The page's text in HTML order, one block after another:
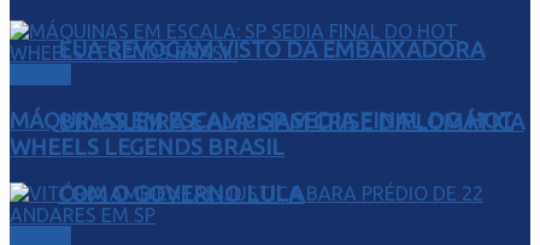
EUA REVOGAM VISTO DA EMBAIXADORA
BRASILEIRA E AMPLIAM CRISE DIPLOMÁTICA
COM O GOVERNO LULA
MÁQUINAS EM ESCALA: SP SEDIA FINAL DO HOT
WHEELS LEGENDS BRASIL